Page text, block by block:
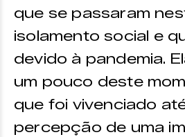
que se passaram
isolamento social e
devido à pandemia.
um pouco deste
que foi vivenciado
percepção de uma